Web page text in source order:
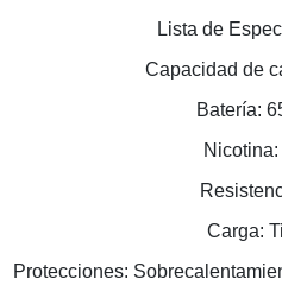
Lista de
Capacidad de
Batería:
Carga:
Protecciones: